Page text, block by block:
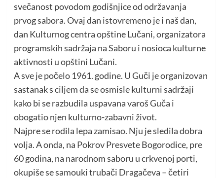
svečanost povodom godišnjice od održavanja
prvog sabora. Ovaj dan istovremeno je i naš dan,
dan Kulturnog centra opštine Lučani, organizatora
programskih sadržaja na Saboru i nosioca kulturne
aktivnosti u opštini Lučani.
A sve je počelo 1961. godine. U Guči je organizovan
sastanak s ciljem da se osmisle kulturni sadržaji
kako bi se razbudila uspavana varoš Guča i
obogatio njen kulturno-zabavni život.
Najpre se rodila lepa zamisao. Nju je sledila dobra
volja. A onda, na Pokrov Presvete Bogorodice, pre
60 godina, na narodnom saboru u crkvenoj porti,
okupiše se samouki trubači Dragačeva – četiri